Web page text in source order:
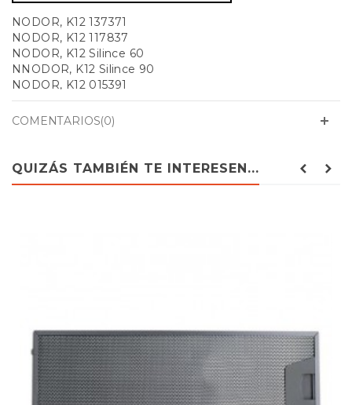
NODOR, K12 137371
NODOR, K12 117837
NODOR, K12 Silince 60
NNODOR, K12 Silince 90
NODOR, K12 015391
NODOR, K12-X90
NODOR, K12XS60
COMENTARIOS(0)
QUIZÁS TAMBIÉN TE INTERESEN...